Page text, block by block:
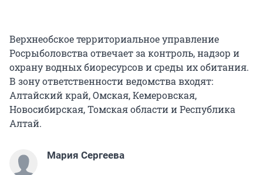
Верхнеобское территориальное управление
Росрыболовства отвечает за контроль, надзор и
охрану водных биоресурсов и среды их обитания.
В зону ответственности ведомства входят:
Алтайский край, Омская, Кемеровская,
Новосибирская, Томская области и Республика
Алтай.
Мария Сергеева